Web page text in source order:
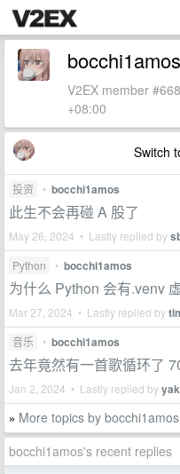
bocchi1amos
V2EX member
+08:00
Switch
投资 • bocchi1amos
此生不会再碰 A 股了
May 26, 2024 • Lastly replied by
Python • bocchi1amos
为什么 Python 会有.venv
Mar 27, 2024 • Lastly replied by
音乐 • bocchi1amos
去年竟然有一首歌循环了
Jan 2, 2024 • Lastly replied by
» More topics by bocchi1amos
bocchi1amos's recent replies